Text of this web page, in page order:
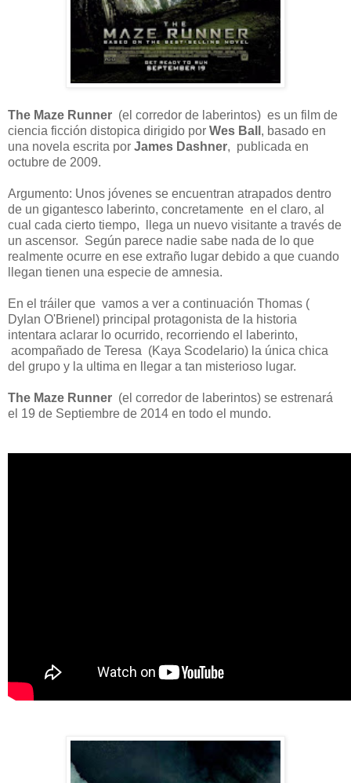
The Maze Runner (el corredor de laberintos) es un film de
ciencia ficción distopica dirigido por Wes Ball , basado en
una novela escrita por James Dashner, publicada en
octubre de 2009.
Argumento: Unos jóvenes se encuentran atrapados dentro
de un gigantesco laberinto, concretamente en el claro, al
cual cada cierto tiempo, llega un nuevo visitante a través de
un ascensor. Según parece nadie sabe nada de lo que
realmente ocurre en ese extraño lugar debido a que cuando
llegan tienen una especie de amnesia.
En el tráiler que vamos a ver a continuación Thomas (
Dylan O'Brienel) principal protagonista de la historia
intentara aclarar lo ocurrido, recorriendo el laberinto,
acompañado de Teresa (Kaya Scodelario) la única chica
del grupo y la ultima en llegar a tan misterioso lugar.
The Maze Runner (el corredor de laberintos) se estrenará
el 19 de Septiembre de 2014 en todo el mundo.